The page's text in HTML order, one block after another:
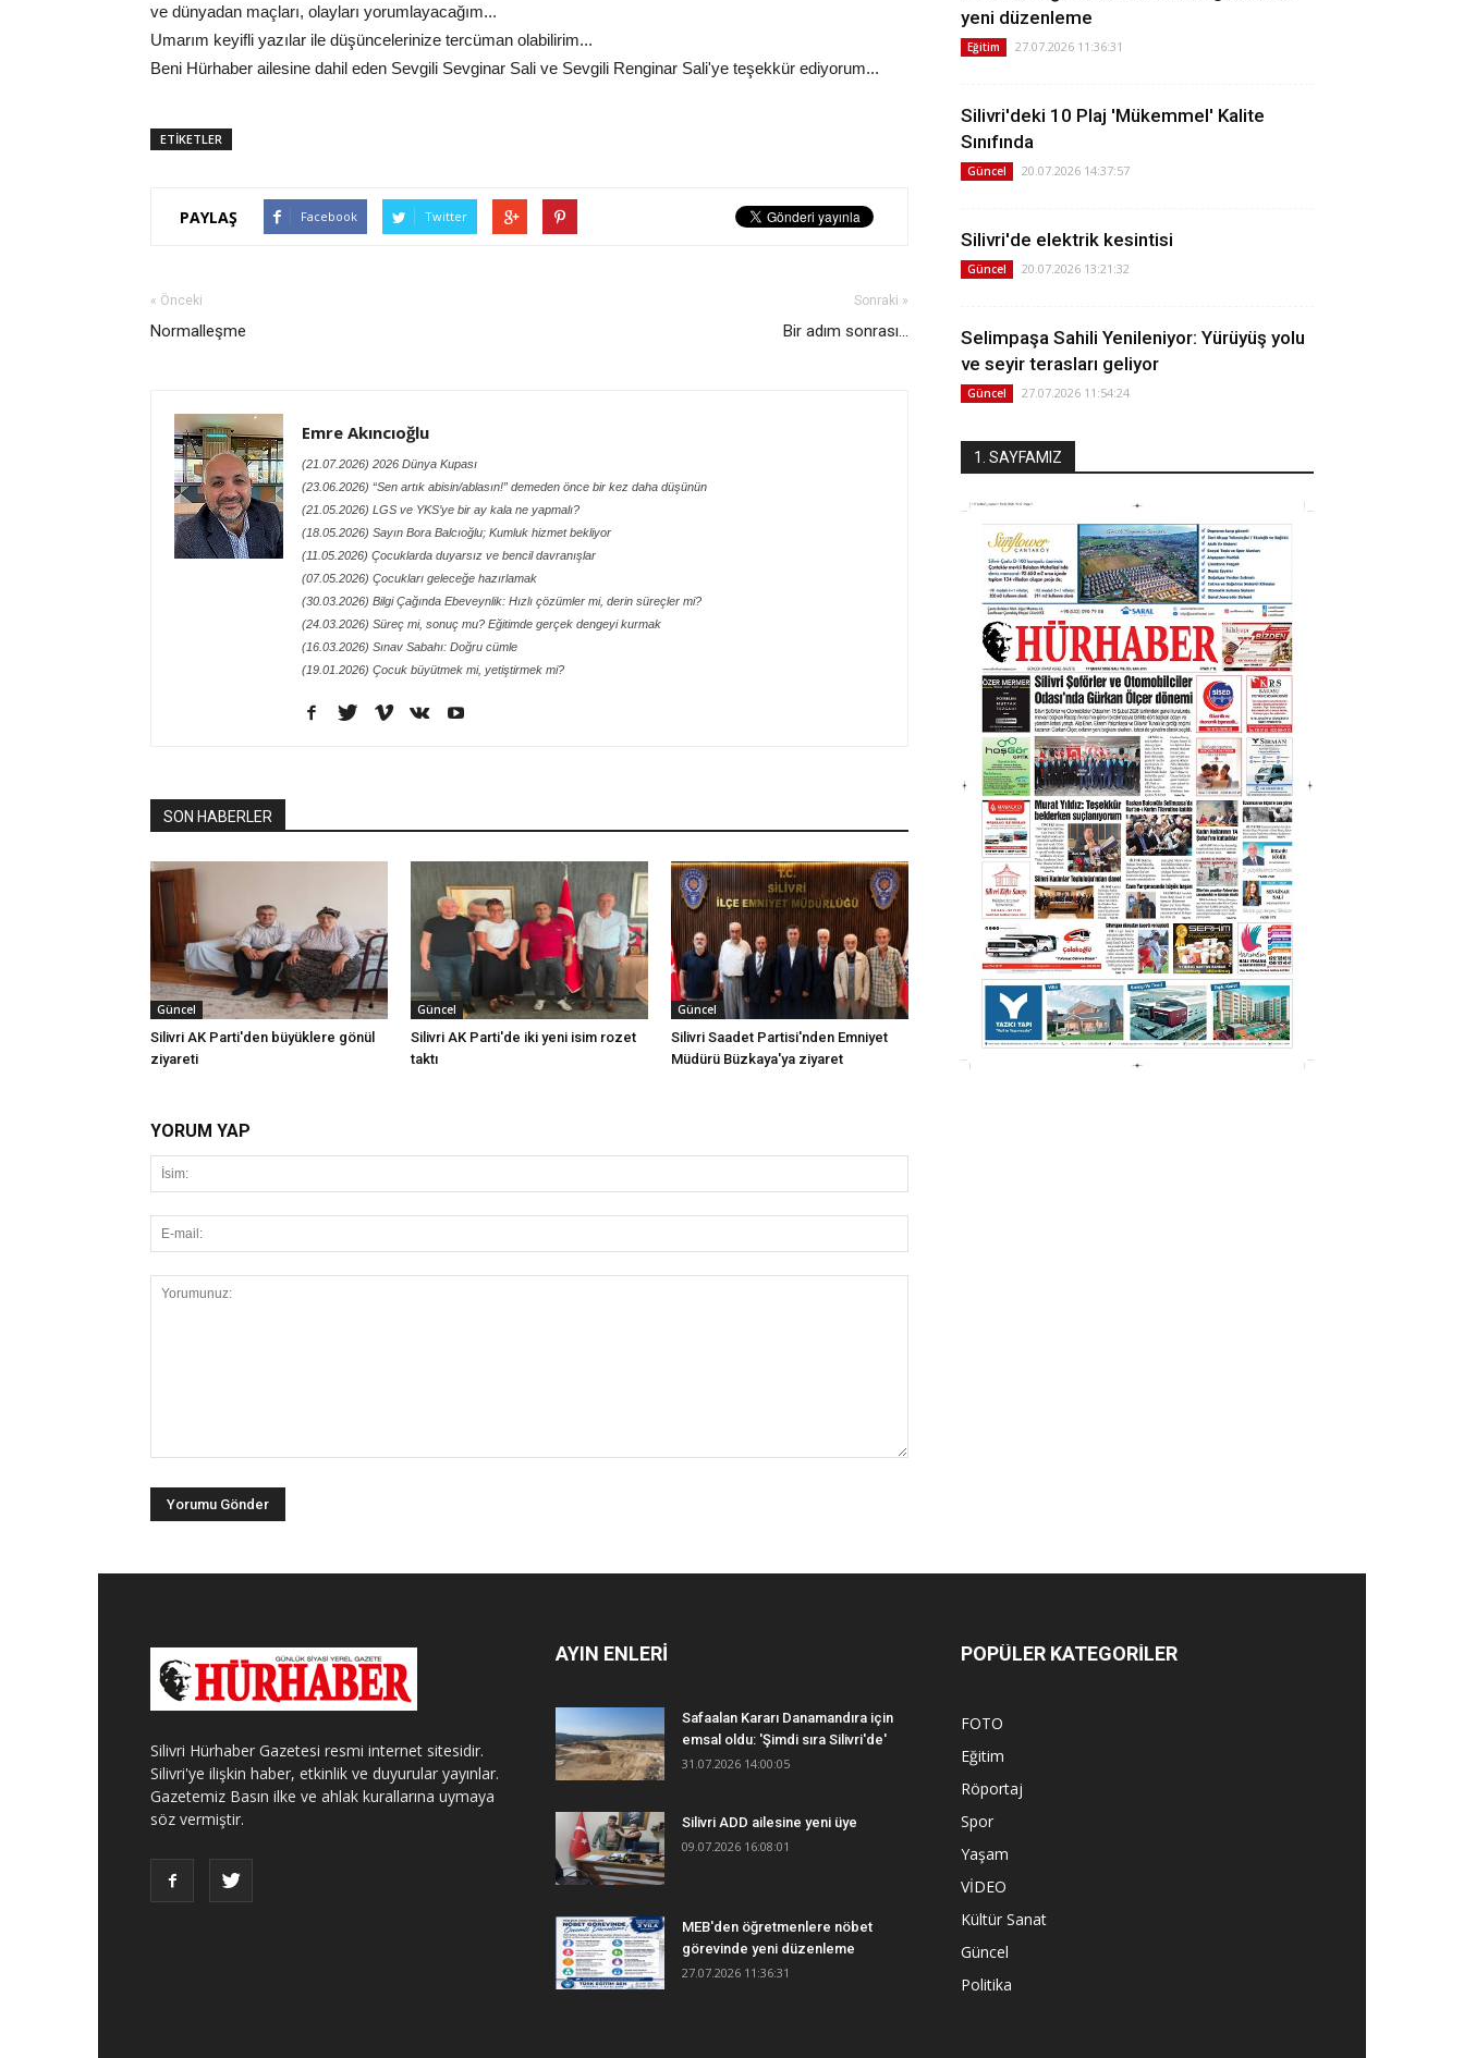
ve dünyadan maçları, olayları yorumlayacağım...
Umarım keyifli yazılar ile düşüncelerinize tercüman olabilirim...
Beni Hürhaber ailesine dahil eden Sevgili Sevginar Sali ve Sevgili Renginar Sali'ye teşekkür ediyorum...
ETİKETLER
PAYLAŞ Facebook Twitter
« Önceki
Normalleşme
Sonraki »
Bir adım sonrası...
Emre Akıncıoğlu
(21.07.2026) 2026 Dünya Kupası
(23.06.2026) “Sen artık abisin/ablasın!” demeden önce bir kez daha düşünün
(21.05.2026) LGS ve YKS’ye bir ay kala ne yapmalı?
(18.05.2026) Sayın Bora Balcıoğlu; Kumluk hizmet bekliyor
(11.05.2026) Çocuklarda duyarsız ve bencil davranışlar
(07.05.2026) Çocukları geleceğe hazırlamak
(30.03.2026) Bilgi Çağında Ebeveynlik: Hızlı çözümler mi, derin süreçler mi?
(24.03.2026) Süreç mi, sonuç mu? Eğitimde gerçek dengeyi kurmak
(16.03.2026) Sınav Sabahı: Doğru cümle
(19.01.2026) Çocuk büyütmek mi, yetiştirmek mi?
SON HABERLER
Güncel
Silivri AK Parti'den büyüklere gönül
ziyareti
Güncel
Silivri AK Parti'de iki yeni isim rozet
taktı
Güncel
Silivri Saadet Partisi'nden Emniyet
Müdürü Büzkaya'ya ziyaret
YORUM YAP
yeni düzenleme
Eğitim 27.07.2026 11:36:31
Silivri'deki 10 Plaj 'Mükemmel' Kalite
Sınıfında
Güncel 20.07.2026 14:37:57
Silivri'de elektrik kesintisi
Güncel 20.07.2026 13:21:32
Selimpaşa Sahili Yenileniyor: Yürüyüş yolu
ve seyir terasları geliyor
Güncel 27.07.2026 11:54:24
1. SAYFAMIZ
Silivri Hürhaber Gazetesi resmi internet sitesidir.
Silivri'ye ilişkin haber, etkinlik ve duyurular yayınlar.
Gazetemiz Basın ilke ve ahlak kurallarına uymaya
söz vermiştir.
AYIN ENLERİ
Safaalan Kararı Danamandıra için
emsal oldu: 'Şimdi sıra Silivri'de'
31.07.2026 14:00:05
Silivri ADD ailesine yeni üye
09.07.2026 16:08:01
MEB'den öğretmenlere nöbet
görevinde yeni düzenleme
27.07.2026 11:36:31
POPÜLER KATEGORİLER
FOTO
Eğitim
Röportaj
Spor
Yaşam
VİDEO
Kültür Sanat
Güncel
Politika